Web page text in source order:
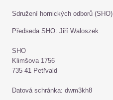
Sdružení hornických odborů (SHO)
Předseda SHO: Jiří Waloszek
SHO
Klimšova 1756
735 41 Petřvald
Datová schránka: dwm3kh8